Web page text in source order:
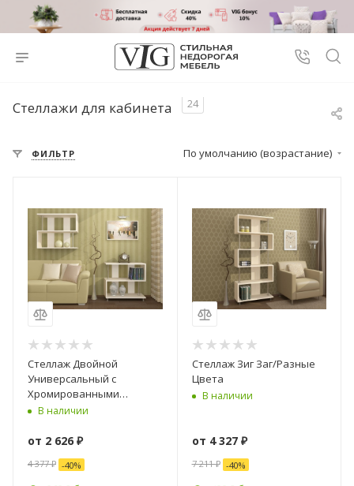
Стеллажи для кабинета 24
ФИЛЬТР По умолчанию (возрастание)
Стеллаж Двойной
Универсальный с
Хромированными
Опорами/Разные Цвета
В наличии
от 2 626 ₽
4 377 ₽ -40%
Стеллаж Зиг Заг/Разные
Цвета
В наличии
от 4 327 ₽
7 211 ₽ -40%